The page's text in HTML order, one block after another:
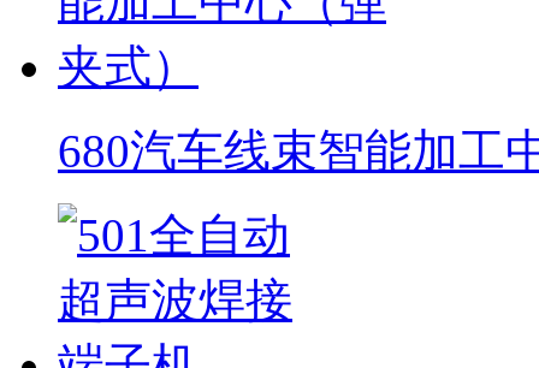
680汽车线束智能加工